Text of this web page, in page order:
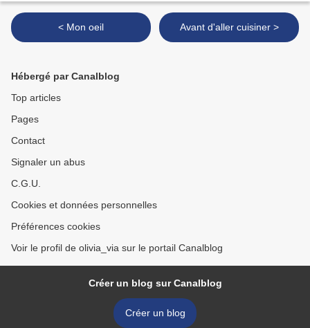
< Mon oeil Avant d'aller cuisiner >
Hébergé par Canalblog
Top articles
Pages
Contact
Signaler un abus
C.G.U.
Cookies et données personnelles
Préférences cookies
Voir le profil de olivia_via sur le portail Canalblog
Créer un blog sur Canalblog
Créer un blog